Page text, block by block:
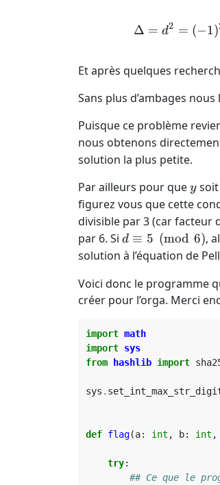
Δ = d2 = (−1)
Et après quelques
Sans plus d’ambages
Puisque ce problème
nous obtenons
solution la plus petite.
Par ailleurs pour quey
ysoit
figurez vous que cette
divisible par 3 (car facteur
par 6. Si d
\equiv
\pmod
6
d ≡ 5 (mod 6),
solution à l’équation de
Voici donc le programme
créer pour l’orga. Merci
import math
import sys
from
hashlib import
sys .
def flag(a: int , b: int ,
try:
## Ce que le